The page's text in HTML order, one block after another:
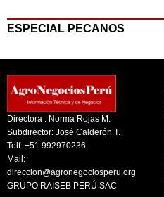
ESPECIAL PECANOS
Directora : Norma Rojas M.
Subdirector: José Calderón T.
Telf. +51 992970236
Mail:
direccion@agronegociosperu.org
GRUPO RAISEB PERÚ SAC